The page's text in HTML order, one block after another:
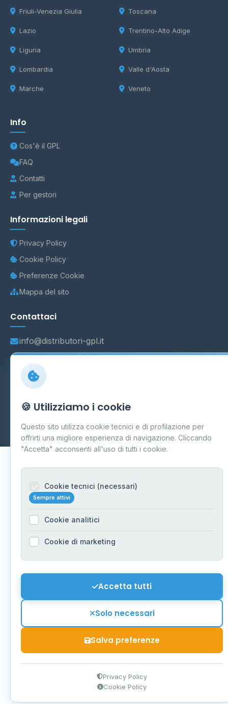
Friuli-Venezia Giulia
Lazio
Liguria
Lombardia
Marche
Toscana
Trentino-Alto Adige
Umbria
Valle d'Aosta
Veneto
Info
Cos'è il GPL
FAQ
Contatti
Per gestori
Informazioni legali
Privacy Policy
Cookie Policy
Preferenze Cookie
Mappa del sito
Contattaci
info@distributori-gpl.it
Carpi P.IVA 03859300364
Aggiornamento quotidiano
🍪 Utilizziamo i cookie
Questo sito utilizza cookie tecnici e di profilazione per
offrirti una migliore esperienza di navigazione. Cliccando
"Accetta" acconsenti all'uso di tutti i cookie.
Cookie tecnici (necessari)
Sempre attivi
Cookie analitici
Cookie di marketing
Accetta tutti
Solo necessari
Salva preferenze
Privacy Policy
Cookie Policy